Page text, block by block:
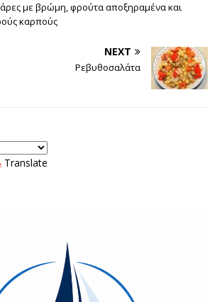
με βρώμη, φρούτα αποξηραμένα και
καρπούς
NEXT
Ρεβυθοσαλάτα
Translate